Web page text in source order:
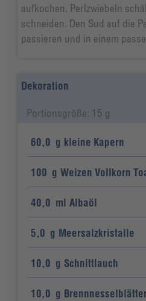
aufkochen. Perlzwiebeln
schneiden. Den Sud auf die
passieren und in einem
Dekoration
Portionsgröße: 15 g
60,0 g kleine Kapern
100 g Weizen Vollkorn
40,0 ml Albaöl
5,0 g Meersalzkristalle
10,0 g Schnittlauch
10,0 g